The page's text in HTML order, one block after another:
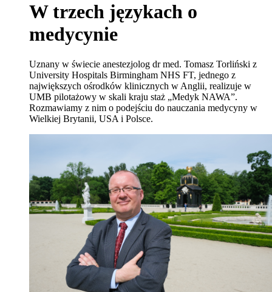
W trzech językach o
medycynie
Uznany w świecie anestezjolog dr med. Tomasz Torliński z
University Hospitals Birmingham NHS FT, jednego z
największych ośrodków klinicznych w Anglii, realizuje w
UMB pilotażowy w skali kraju staż „Medyk NAWA”.
Rozmawiamy z nim o podejściu do nauczania medycyny w
Wielkiej Brytanii, USA i Polsce.